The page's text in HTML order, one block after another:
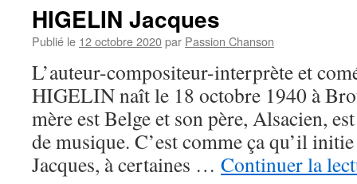
HIGELIN Jacques
Publié le 12 octobre 2020par Passion Chanson
L’auteur-compositeur-interprète et
HIGELIN naît le 18 octobre 1940 à
mère est Belge et son père, Alsacien,
de musique. C’est comme ça qu’il
Jacques, à certaines … Continuer la